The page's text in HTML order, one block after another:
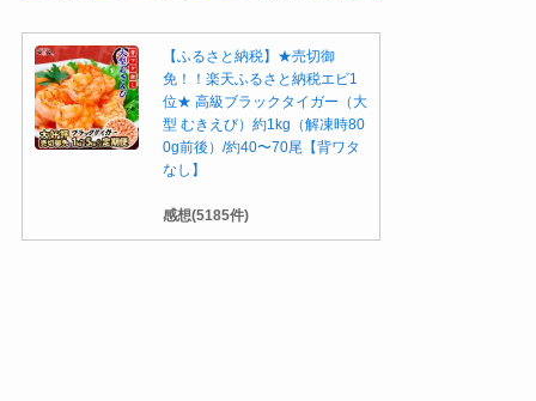
【ふるさと納税】★売切御
免！！楽天ふるさと納税エビ1
位★ 高級ブラックタイガー（大
型 むきえび）約1kg（解凍時80
0g前後）/約40〜70尾【背ワタ
なし】
感想(5185件)